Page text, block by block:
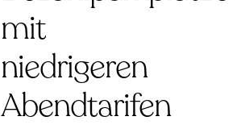
mit
niedrigeren
Abendtarifen